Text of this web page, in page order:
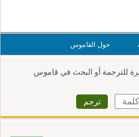
حول القاموس
للترجمة أو البحث في قاموس